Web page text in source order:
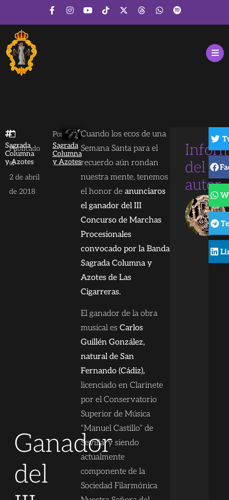
Sagrada
Columna
y Azotes
Publicado
el
2 de abril
de 2018
Ganador
del
Por
Sagrada
Columna
y Azotes
Cuando los ecos de una
Semana Santa para el
recuerdo aún rondan
nuestra mente, tenemos
el honor de anunciaros
el ganador del III
Concurso de Marchas
Procesionales
convocado por la Banda
Sagrada Columna y
Azotes de Las
Cigarreras.
El ganador de la obra
musical es Carlos
Guillén González,
natural de San
Fernando (Cádiz),
licenciado en Clarinete
por el Conservatorio
Superior de Música
“Manuel Castillo” de
Sevilla, y siendo
actualmente
componente de la
Sociedad Filarmónica
del
autor